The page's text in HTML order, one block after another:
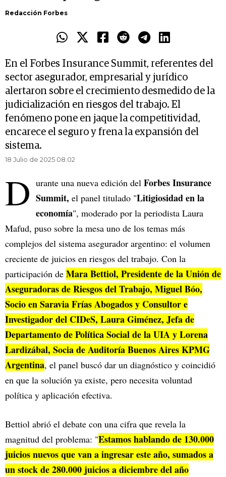
Redacción Forbes
En el Forbes Insurance Summit, referentes del
sector asegurador, empresarial y jurídico
alertaron sobre el crecimiento desmedido de la
judicialización en riesgos del trabajo. El
fenómeno pone en jaque la competitividad,
encarece el seguro y frena la expansión del
sistema.
18 Julio de 2025 08.02
D urante una nueva edición del Forbes Insurance
Summit, el panel titulado "Litigiosidad en la
economía", moderado por la periodista Laura
Mafud, puso sobre la mesa uno de los temas más
complejos del sistema asegurador argentino: el volumen
creciente de juicios en riesgos del trabajo. Con la
participación de Mara Bettiol, Presidente de la Unión de
Aseguradoras de Riesgos del Trabajo, Miguel Bóo,
Socio en Saravia Frías Abogados y Consultor e
Investigador del CIDeS, Laura Giménez, Jefa de
Departamento de Política Social de la UIA y Lorena
Lardizábal, Socia de Auditoría Buenos Aires KPMG
Argentina, el panel buscó dar un diagnóstico y coincidió
en que la solución ya existe, pero necesita voluntad
política y aplicación efectiva.
Bettiol abrió el debate con una cifra que revela la
magnitud del problema: "Estamos hablando de 130.000
juicios nuevos que van a ingresar este año, sumados a
un stock de 280.000 juicios a diciembre del año